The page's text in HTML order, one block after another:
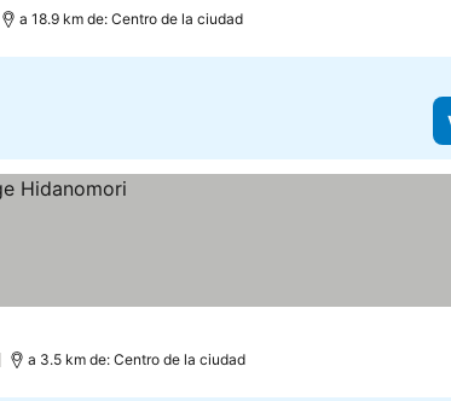
a 18.9 km de: Centro de la ciudad
a 3.5 km de: Centro de la ciudad